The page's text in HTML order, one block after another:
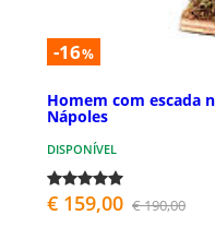
-16%
Homem com escada
Nápoles
DISPONÍVEL
€ 159,00 € 190,00